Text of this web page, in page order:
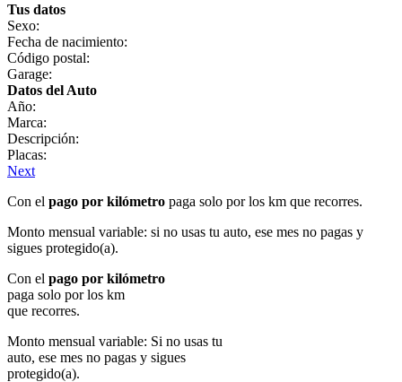
Tus datos
Sexo:
Fecha de nacimiento:
Código postal:
Garage:
Datos del Auto
Año:
Marca:
Descripción:
Placas:
Next
Con el pago por kilómetro paga solo por los km que recorres.
Monto mensual variable: si no usas tu auto, ese mes no pagas y
sigues protegido(a).
Con el pago por kilómetro
paga solo por los km
que recorres.
Monto mensual variable: Si no usas tu
auto, ese mes no pagas y sigues
protegido(a).